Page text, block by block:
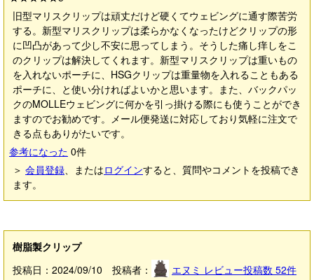
旧型マリスクリップは頑丈だけど硬くてウェビングに通す際苦労
する。新型マリスクリップは柔らかなくなったけどクリップの形
に凹凸があって少し不安に思ってしまう。そうした痛し痒しをこ
のクリップは解決してくれます。新型マリスクリップは重いもの
を入れないポーチに、HSGクリップは重量物を入れることもある
ポーチに、と使い分ければよいかと思います。また、バックパッ
クのMOLLEウェビングに何かを引っ掛ける際にも使うことができ
ますのでお勧めです。メール便発送に対応しており気軽に注文で
きる点もありがたいです。
参考になった 0件
＞ 会員登録、またはログインすると、質問やコメントを投稿でき
ます。
樹脂製クリップ
投稿日：2024/09/10 投稿者：
エヌミ レビュー投稿数 52件